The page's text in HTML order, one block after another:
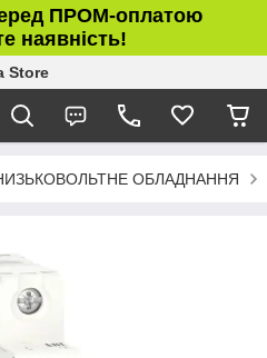
ПРОМ-оплатою
наявність!
Store
ОБЛАДНАННЯ